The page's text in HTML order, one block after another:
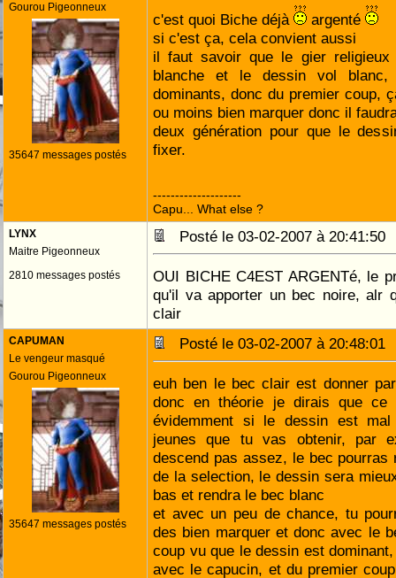
Gourou Pigeonneux
35647 messages postés
c'est quoi Biche déjà
argenté
si c'est ça, cela convient aussi
il faut savoir que le gier religieux
blanche et le dessin vol
dominants, donc du premier coup,
ou moins bien marquer donc il
deux génération pour que le
fixer.
--------------------
Capu... What else ?
LYNX
Maitre Pigeonneux
2810 messages postés
Posté le 03-02-2007 à
OUI BICHE C4EST ARGENTé, le
qu'il va apporter un bec noire, alr
clair
CAPUMAN
Le vengeur masqué
Gourou Pigeonneux
35647 messages postés
Posté le 03-02-2007 à
euh ben le bec clair est donner
donc en théorie je dirais que ce
évidemment si le dessin est
jeunes que tu vas obtenir, par
descend pas assez, le bec
de la selection, le dessin sera
bas et rendra le bec blanc
et avec un peu de chance, tu
des bien marquer et donc avec le
coup vu que le dessin est
avec le capucin, et du premier